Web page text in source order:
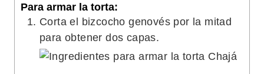
Para armar la torta:
Corta el bizcocho genovés por la mitad
para obtener dos capas.